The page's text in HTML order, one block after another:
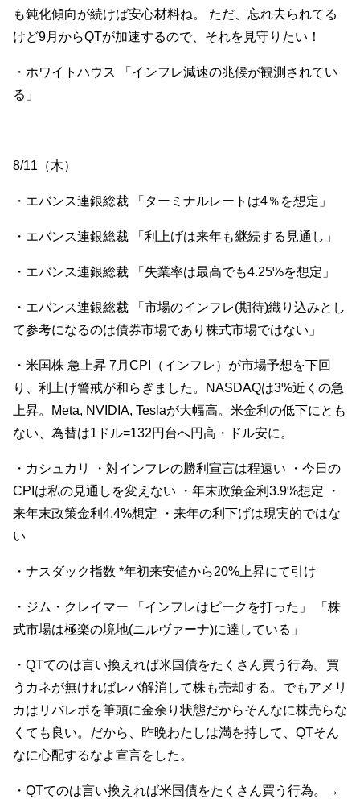
も鈍化傾向が続けば安心材料ね。 ただ、忘れ去られてる
けど9月からQTが加速するので、それを見守りたい！
・ホワイトハウス 「インフレ減速の兆候が観測されてい
る」
8/11（木）
・エバンス連銀総裁 「ターミナルレートは4％を想定」
・エバンス連銀総裁 「利上げは来年も継続する見通し」
・エバンス連銀総裁 「失業率は最高でも4.25%を想定」
・エバンス連銀総裁 「市場のインフレ(期待)織り込みとし
て参考になるのは債券市場であり株式市場ではない」
・米国株 急上昇 7月CPI（インフレ）が市場予想を下回
り、利上げ警戒が和らぎました。NASDAQは3%近くの急
上昇。Meta, NVIDIA, Teslaが大幅高。米金利の低下にとも
ない、為替は1ドル=132円台へ円高・ドル安に。
・カシュカリ ・対インフレの勝利宣言は程遠い ・今日の
CPIは私の見通しを変えない ・年末政策金利3.9%想定 ・
来年末政策金利4.4%想定 ・来年の利下げは現実的ではな
い
・ナスダック指数 *年初来安値から20%上昇にて引け
・ジム・クレイマー 「インフレはピークを打った」 「株
式市場は極楽の境地(ニルヴァーナ)に達している」
・QTてのは言い換えれば米国債をたくさん買う行為。買
うカネが無ければレバ解消して株も売却する。でもアメリ
カはリバレポを筆頭に金余り状態だからそんなに株売らな
くても良い。だから、昨晩わたしは満を持して、QTそん
なに心配するなよ宣言をした。
・QTてのは言い換えれば米国債をたくさん買う行為。→